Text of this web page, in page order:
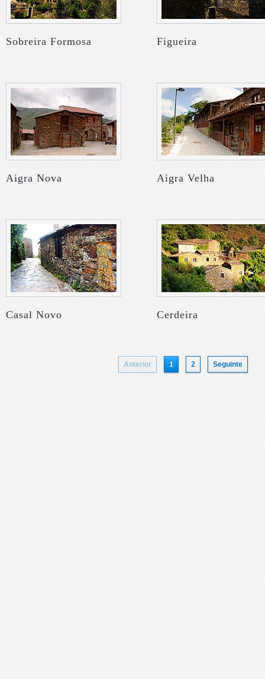
Sobreira Formosa Figueira
Aigra Nova Aigra Velha
Casal Novo Cerdeira
Anterior 1 2 Seguinte